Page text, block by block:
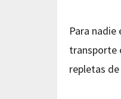
Para
transporte
repletas